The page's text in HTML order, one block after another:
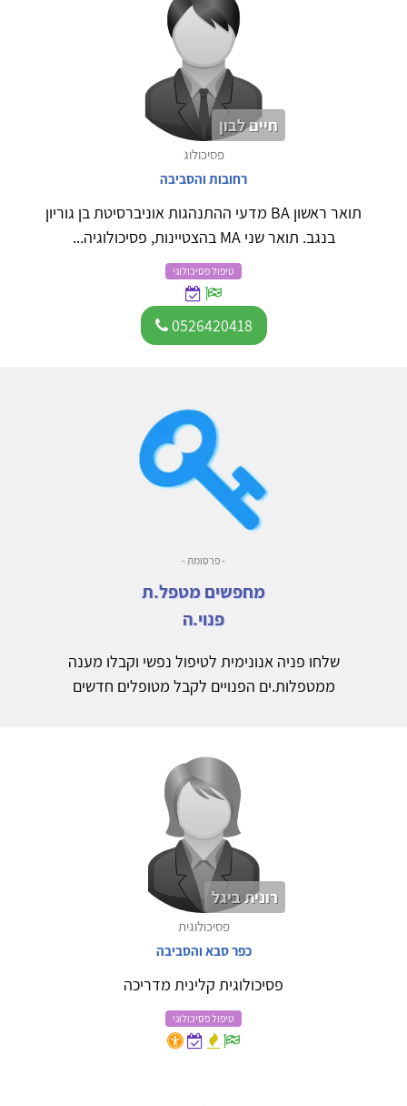
חיים לבון
פסיכולוג
רחובות והסביבה
תואר ראשון BA מדעי ההתנהגות אוניברסיטת בן גוריון
בנגב. תואר שני MA בהצטיינות, פסיכולוגיה...
טיפול פסיכולוגי
0526420418
- פרסומת -
מחפשים מטפל.ת
פנוי.ה
שלחו פניה אנונימית לטיפול נפשי וקבלו מענה
ממטפלות.ים הפנויים לקבל מטופלים חדשים
רונית ביגל
פסיכולוגית
כפר סבא והסביבה
פסיכולוגית קלינית מדריכה
טיפול פסיכולוגי